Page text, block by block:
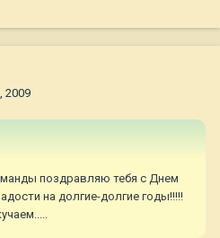
2009
поздравляю тебя с Днем
на долгие-долгие годы!!!!!